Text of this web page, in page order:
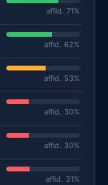
affid. 71%
affid. 62%
affid. 53%
affid. 30%
affid. 30%
affid. 31%